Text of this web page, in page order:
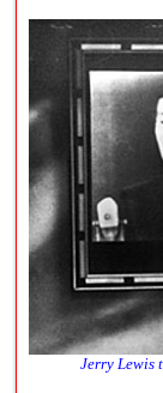
Jerry Lewis